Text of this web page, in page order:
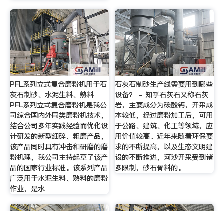
PFL系列立式复合磨粉机用于石
灰石制砂、水泥生料、熟料
PFL系列立式复合磨粉机是我公
司综合国内外同类磨粉机技术，
结合公司多年实践经验而优化设
计研发的新型细碎、粗磨产品，
该产品同时具有冲击和研磨的磨
粉机理，我公司主持起草了该产
品的国家行业标准。该系列产品
广泛用于水泥生料、熟料的磨粉
作业，是水
石灰石制砂生产线需要用到哪些
设备？ - 知乎石灰石又称石灰
岩，主要成分为碳酸钙，开采成
本较低，经过磨粉加工后，可用
于公路、建筑、化工等领域，应
用价值较高。近年来随着环保要
求的不断提高，以及生态文明建
设的不断推进，河沙开采受到诸
多限制，砂石骨料的。